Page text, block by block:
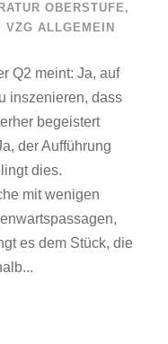
OBERSTUFE,
VZG ALLGEMEIN
Q2 meint: Ja, auf
inszenieren, dass
begeistert
der Aufführung
dies.
mit wenigen
es dem Stück, die